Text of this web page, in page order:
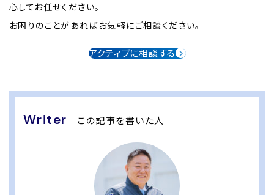
心してお任せください。
お困りのことがあればお気軽にご相談ください。
アクティブに相談する
Writer この記事を書いた人